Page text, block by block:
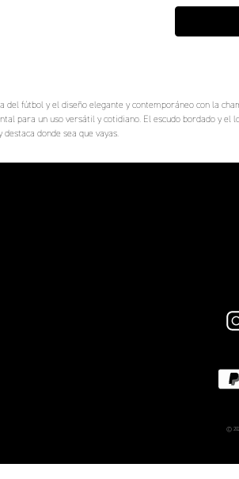
del fútbol y el diseño elegante y contemporáneo con la
para un uso versátil y cotidiano. El escudo bordado y
donde sea que vayas.
©